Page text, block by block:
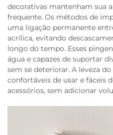
decorativas mantenham sua
frequente. Os métodos de
uma ligação permanente
acrílica, evitando
longo do tempo. Esses
água e capazes de suportar
sem se deteriorar. A leveza
confortáveis de usar e fáceis
acessórios, sem adicionar